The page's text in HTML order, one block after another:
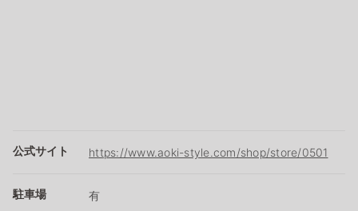
公式サイト https://www.aoki-style.com/shop/store/0501
駐車場 有